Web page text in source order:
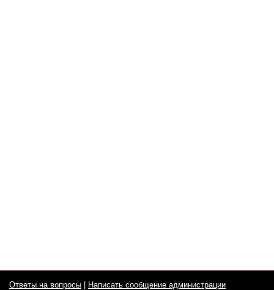
Ответы на вопросы Написать сообщение администрации